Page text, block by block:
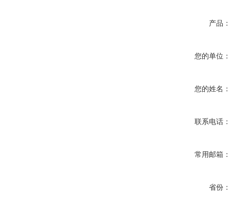
产品：
您的单位：
您的姓名：
联系电话：
常用邮箱：
省份：